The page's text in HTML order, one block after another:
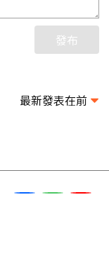
發布
最新發表在前